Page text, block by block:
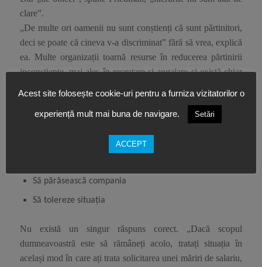
clare”.
„De multe ori oamenii nu sunt conștienți că sunt părtinitori,
deci se poate că cineva v-a discriminat” fără să vrea, explică
ea. Multe organizații toarnă resurse în reducerea părtinirii
inconștiente, mai ales în recrutare și angajare și există chiar
interacțiunile zilnice.
Între timp, femeile ale căror salarii diminuate contribuie la
normal, trei opțiuni, spune Friedman:
Să părăsească compania
Să tolereze situația
Nu există un singur răspuns corect. „Dacă scopul
dumneavoastră este să rămâneți acolo, tratați situația în
același mod în care ați trata solicitarea unei măriri de salariu,
Acest site folosește cookie-uri pentru a furniza vizitatorilor o
experiență mult mai buna de navigare. Setări
ACCEPT